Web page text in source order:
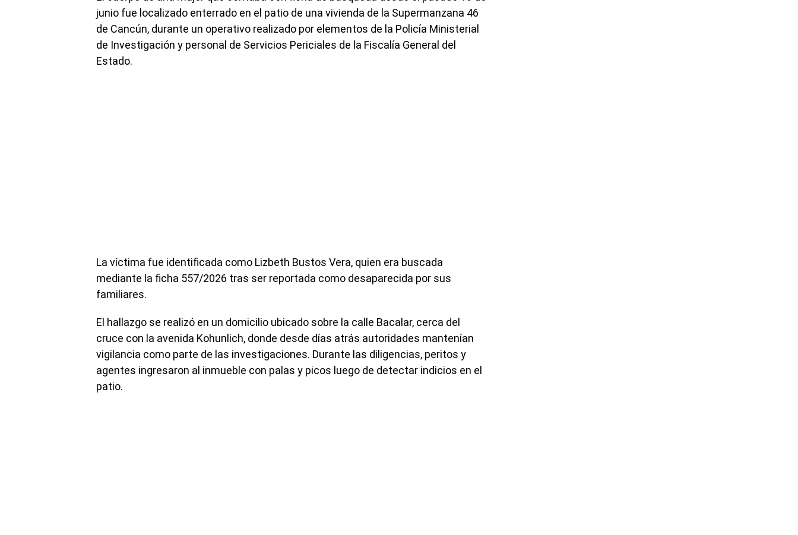
junio fue localizado enterrado en el patio de una vivienda de la Supermanzana 46
de Cancún, durante un operativo realizado por elementos de la Policía Ministerial
de Investigación y personal de Servicios Periciales de la Fiscalía General del
Estado.
La víctima fue identificada como Lizbeth Bustos Vera, quien era buscada
mediante la ficha 557/2026 tras ser reportada como desaparecida por sus
familiares.
El hallazgo se realizó en un domicilio ubicado sobre la calle Bacalar, cerca del
cruce con la avenida Kohunlich, donde desde días atrás autoridades mantenían
vigilancia como parte de las investigaciones. Durante las diligencias, peritos y
agentes ingresaron al inmueble con palas y picos luego de detectar indicios en el
patio.